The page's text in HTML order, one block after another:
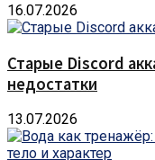
16.07.2026
Старые Discord
недостатки
13.07.2026